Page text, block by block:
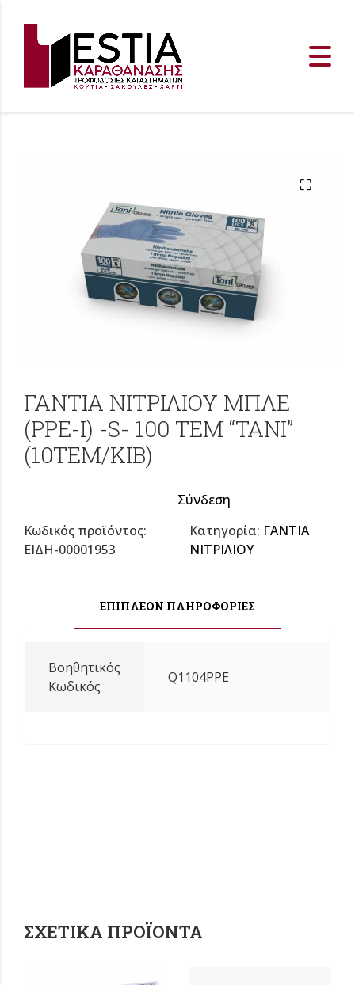
ΓΑΝΤΙΑ ΝΙΤΡΙΛΙΟΥ ΜΠΛΕ
(PPE-I) -S- 100 ΤΕΜ “ΤΑΝΙ”
(10ΤΕΜ/ΚΙΒ)
Σύνδεση
Κωδικός προϊόντος:
ΕΙΔΗ-00001953
Κατηγορία: ΓΑΝΤΙΑ
ΝΙΤΡΙΛΙΟΥ
ΕΠΙΠΛΈΟΝ ΠΛΗΡΟΦΟΡΊΕΣ
Βοηθητικός
Κωδικός
Q1104PPE
ΣΧΕΤΙΚΆ ΠΡΟΪΌΝΤΑ